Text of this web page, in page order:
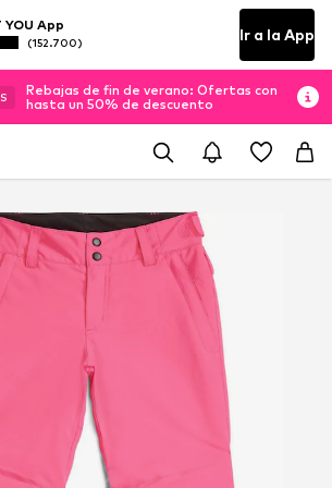
YOU App
(152.700) Ir a la App
S
Rebajas de fin de verano: Ofertas con
hasta un 50% de descuento